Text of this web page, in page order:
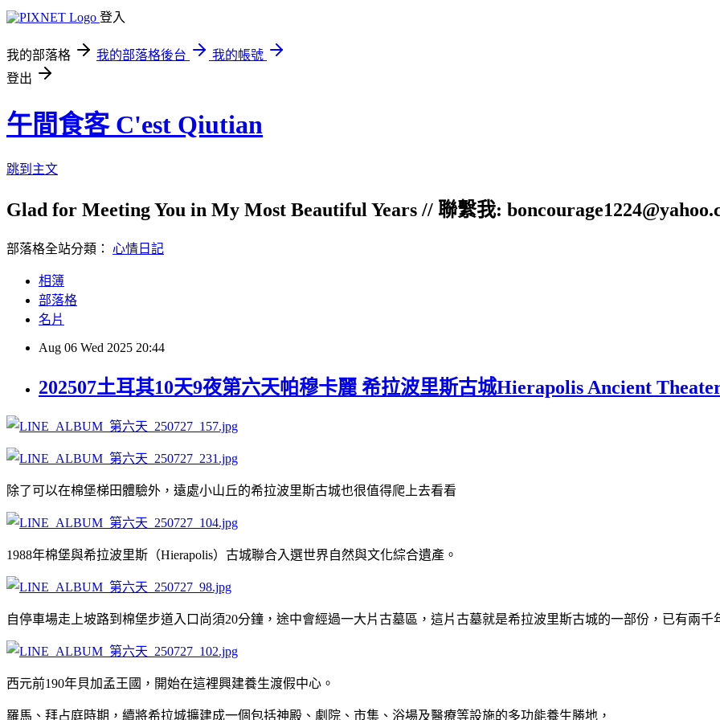
登入
我的部落格 我的部落格後台
我的帳號
登出
午間食客 C'est Qiutian
跳到主文
Glad for Meeting You in My Most Beautiful Years // 聯繫我:
部落格全站分類： 心情日記
相簿
部落格
名片
Aug 06 Wed 2025 20:44
202507土耳其10天9夜第六天帕穆卡麗 希拉波里斯古城Hierapolis Ancient
除了可以在棉堡梯田體驗外，遠處小山丘的希拉波里斯古城也很值得爬上去看看
1988年棉堡與希拉波里斯（Hierapolis）古城聯合入選世界自然與文化綜合遺產。
自停車場走上坡路到棉堡步道入口尚須20分鐘，途中會經過一大片古墓區，這片古墓就是希拉波里斯古城的一部份，已有兩千
西元前190年貝加孟王國，開始在這裡興建養生渡假中心。
羅馬、拜占庭時期，續將希拉城擴建成一個包括神殿、劇院、市集、浴場及醫療等設施的多功能養生勝地，